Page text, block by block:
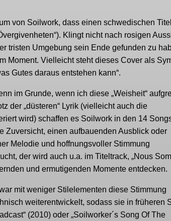
von Soilwork, dass einen schwedischen
Klingt nicht nach rosigen
tristen Umgebung sein Ende gefunden zu
Moment. Vielleicht steht dieses Cover als
Gutes daraus entstehen kann“.
im Grunde, wenn ich diese „Weisheit“
der „düsteren“ Lyrik (vielleicht auch die
wird) schaffen es Soilwork in den 14
Zuversicht, einen aufbauenden Ausblick oder
Melodie und hoffnungsvoller Stimmung
der wird auch u.a. im Titeltrack, „Nous
und ermutigenden Momente entdecken.
mit weniger Stilelementen diese Stimmung
weiterentwickelt, sodass sie in früheren
(2010) oder „Soilworker´s Song Of The